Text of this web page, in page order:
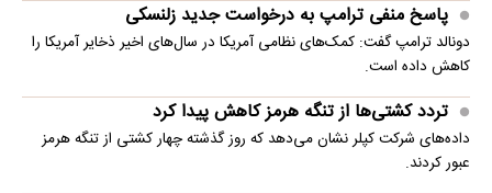
پاسخ منفی ترامپ به درخواست جدید زلنسکی
دونالد ترامپ گفت: کمک‌های نظامی آمریکا در سال‌های اخیر ذخایر آمریکا را
کاهش داده است.
تردد کشتی‌ها از تنگه هرمز کاهش پیدا کرد
داده‌های شرکت کپلر نشان می‌دهد که روز گذشته چهار کشتی از تنگه هرمز
عبور کردند.